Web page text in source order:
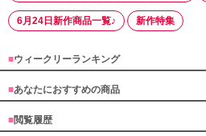
6月24日新作商品一覧♪ 新作特集
■ウィークリーランキング
■あなたにおすすめの商品
■閲覧履歴